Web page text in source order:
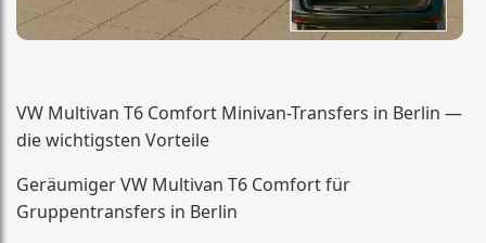
VW Multivan T6 Comfort Minivan-Transfers in Berlin —
die wichtigsten Vorteile
Geräumiger VW Multivan T6 Comfort für
Gruppentransfers in Berlin